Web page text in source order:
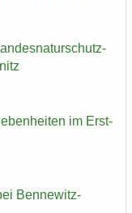
im Erst­
Bennewitz-​